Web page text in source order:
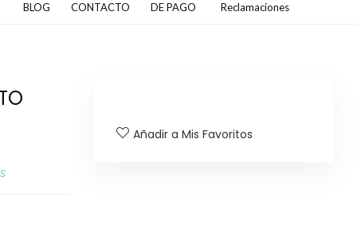
BLOG
CONTACTO
DE PAGO
Reclamaciones
Añadir a Mis Favoritos